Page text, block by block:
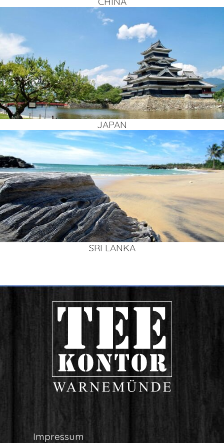
JAPAN
SRI LAN­KA
Impres­sum